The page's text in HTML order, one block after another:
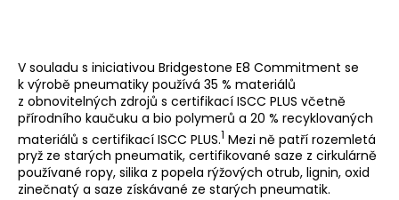
V souladu s iniciativou Bridgestone E8 Commitment se
k výrobě pneumatiky používá 35 % materiálů
z obnovitelných zdrojů s certifikací ISCC PLUS včetně
přírodního kaučuku a bio polymerů a 20 % recyklovaných
materiálů s certifikací ISCC PLUS.1 Mezi ně patří rozemletá
pryž ze starých pneumatik, certifikované saze z cirkulárně
používané ropy, silika z popela rýžových otrub, lignin, oxid
zinečnatý a saze získávané ze starých pneumatik.